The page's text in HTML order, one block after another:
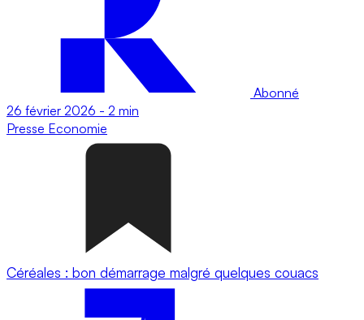
Abonné
26 février 2026 - 2 min
Presse Economie
Céréales : bon démarrage malgré quelques couacs